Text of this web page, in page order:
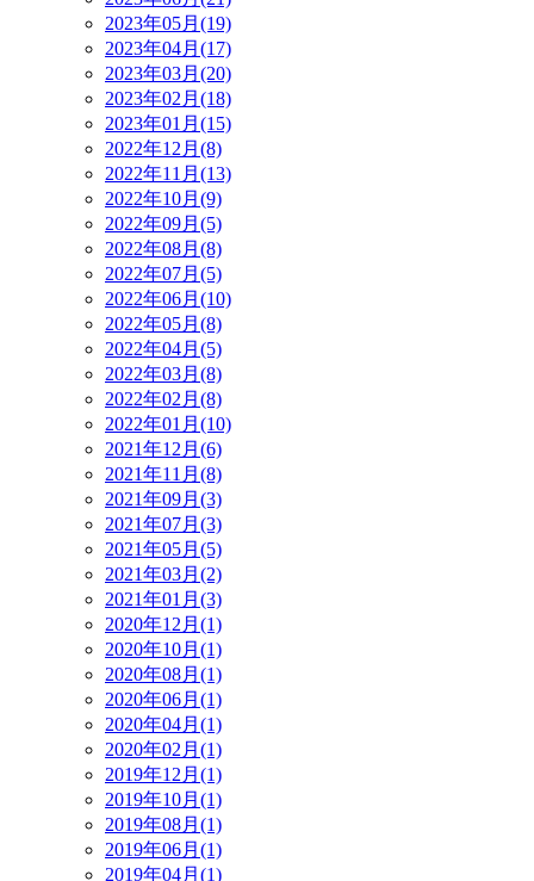
2023年05月(19)
2023年04月(17)
2023年03月(20)
2023年02月(18)
2023年01月(15)
2022年12月(8)
2022年11月(13)
2022年10月(9)
2022年09月(5)
2022年08月(8)
2022年07月(5)
2022年06月(10)
2022年05月(8)
2022年04月(5)
2022年03月(8)
2022年02月(8)
2022年01月(10)
2021年12月(6)
2021年11月(8)
2021年09月(3)
2021年07月(3)
2021年05月(5)
2021年03月(2)
2021年01月(3)
2020年12月(1)
2020年10月(1)
2020年08月(1)
2020年06月(1)
2020年04月(1)
2020年02月(1)
2019年12月(1)
2019年10月(1)
2019年08月(1)
2019年06月(1)
2019年04月(1)